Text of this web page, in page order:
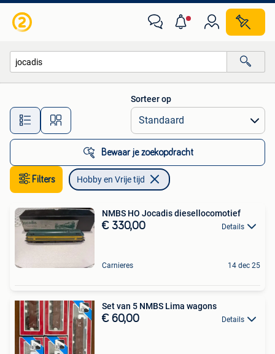
Alle afstanden…
Sorteer op
Bewaar je zoekopdracht
Filters Hobby en Vrije tijd
NMBS HO Jocadis diesellocomotief
€ 330,00 Details
Carnieres 14 dec 25
Set van 5 NMBS Lima wagons
€ 60,00 Details